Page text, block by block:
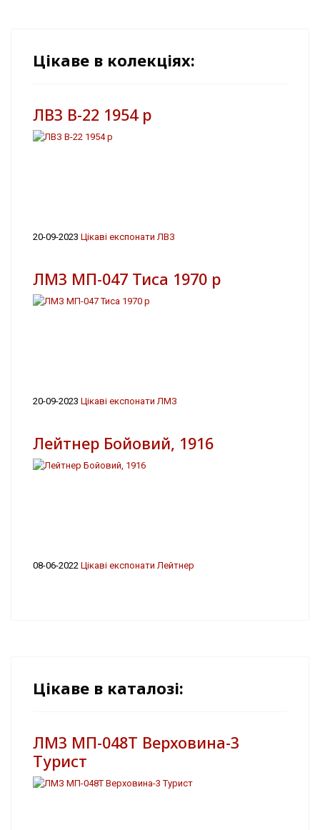
Цікаве в колекціях:
ЛВЗ В-22 1954 р
20-09-2023 Цікаві експонати ЛВЗ
ЛМЗ МП-047 Тиса 1970 р
20-09-2023 Цікаві експонати ЛМЗ
Лейтнер Бойовий, 1916
08-06-2022 Цікаві експонати Лейтнер
Цікаве в каталозі:
ЛМЗ МП-048Т Верховина-3
Турист